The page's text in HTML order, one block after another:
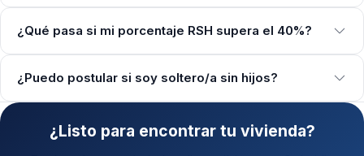
¿Qué pasa si mi porcentaje RSH supera el 40%?
¿Puedo postular si soy soltero/a sin hijos?
¿Listo para encontrar tu vivienda?